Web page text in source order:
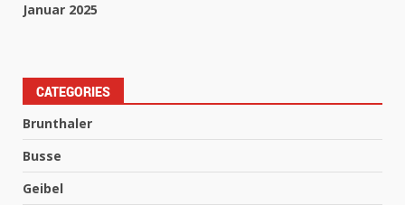
Januar 2025
CATEGORIES
Brunthaler
Busse
Geibel